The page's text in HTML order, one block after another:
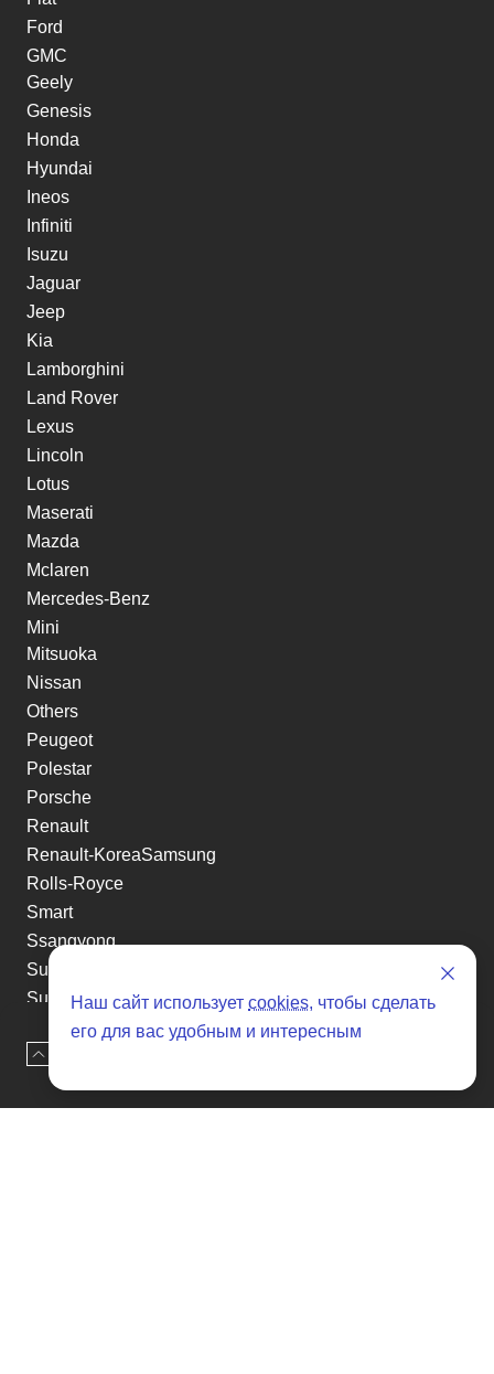
Ford
GMC
Geely
Genesis
Honda
Hyundai
Ineos
Infiniti
Isuzu
Jaguar
Jeep
Kia
Lamborghini
Land Rover
Lexus
Lincoln
Lotus
Maserati
Mazda
Mclaren
Mercedes-Benz
Mini
Mitsuoka
Nissan
Others
Peugeot
Polestar
Porsche
Renault
Renault-KoreaSamsung
Rolls-Royce
Smart
Ssangyong
Subaru
Suzuki
Toyota
Volkswagen
Volvo
Наш сайт использует cookies, чтобы сделать
его для вас удобным и интересным